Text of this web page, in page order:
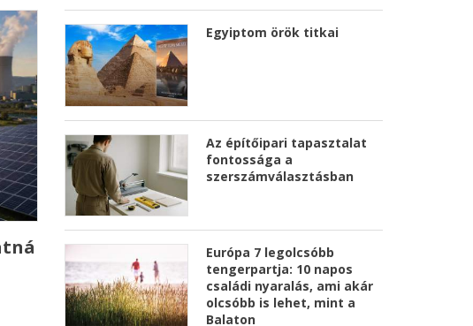
Egyiptom örök titkai
Az építőipari tapasztalat
fontossága a
szerszámválasztásban
Európa 7 legolcsóbb
tengerpartja: 10 napos
családi nyaralás, ami akár
olcsóbb is lehet, mint a
Balaton